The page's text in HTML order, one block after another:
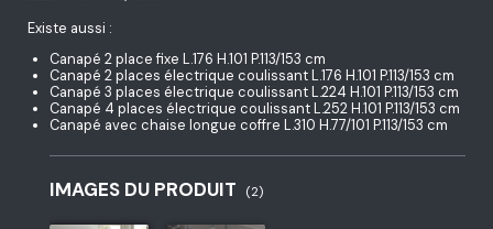
Existe aussi :
Canapé 2 place fixe L.176 H.101 P.113/153 cm
Canapé 2 places électrique coulissant L.176 H.101 P.113/153 cm
Canapé 3 places électrique coulissant L.224 H.101 P.113/153 cm
Canapé 4 places électrique coulissant L.252 H.101 P.113/153 cm
Canapé avec chaise longue coffre L.310 H.77/101 P.113/153 cm
IMAGES DU PRODUIT (2)